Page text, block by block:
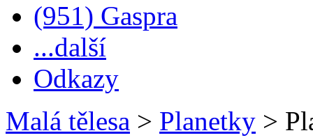
(951) Gaspra
...další
Odkazy
Malá tělesa > Planetky >